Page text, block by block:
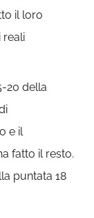
il loro
reali
20 della
e il
fatto il resto.
puntata 18